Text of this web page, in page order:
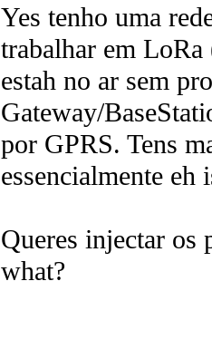
Yes tenho uma
trabalhar em
estah no ar sem
Gateway/
por GPRS. Tens
essencialmente eh
Queres injectar os
what?